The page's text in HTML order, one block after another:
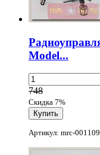
Model...
748
Скидка 7%
Артикул: mrc-